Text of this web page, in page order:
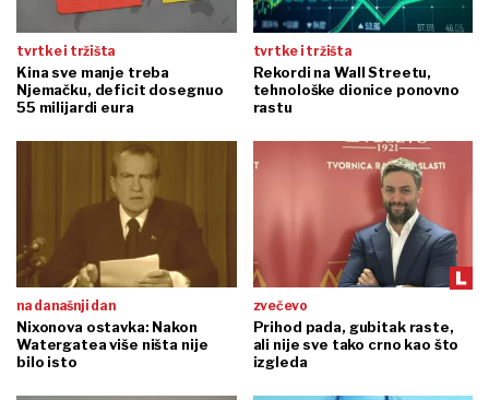
tvrtke i tržišta
Kina sve manje treba
Njemačku, deficit dosegnuo
55 milijardi eura
tvrtke i tržišta
Rekordi na Wall Streetu,
tehnološke dionice ponovno
rastu
na današnji dan
Nixonova ostavka: Nakon
Watergatea više ništa nije
bilo isto
zvečevo
Prihod pada, gubitak raste,
ali nije sve tako crno kao što
izgleda